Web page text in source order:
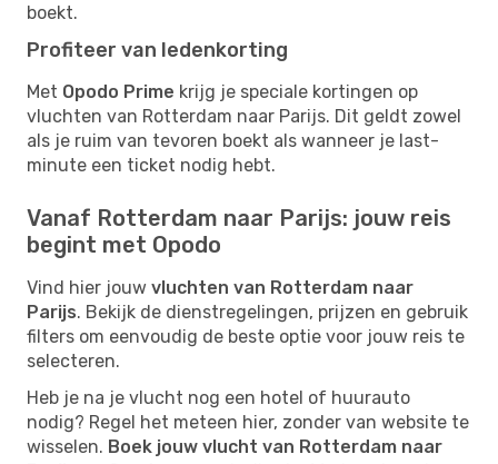
boekt.
Profiteer van ledenkorting
Met Opodo Prime krijg je speciale kortingen op
vluchten van Rotterdam naar Parijs. Dit geldt zowel
als je ruim van tevoren boekt als wanneer je last-
minute een ticket nodig hebt.
Vanaf Rotterdam naar Parijs: jouw reis
begint met Opodo
Vind hier jouw vluchten van Rotterdam naar
Parijs. Bekijk de dienstregelingen, prijzen en gebruik
filters om eenvoudig de beste optie voor jouw reis te
selecteren.
Heb je na je vlucht nog een hotel of huurauto
nodig? Regel het meteen hier, zonder van website te
wisselen. Boek jouw vlucht van Rotterdam naar